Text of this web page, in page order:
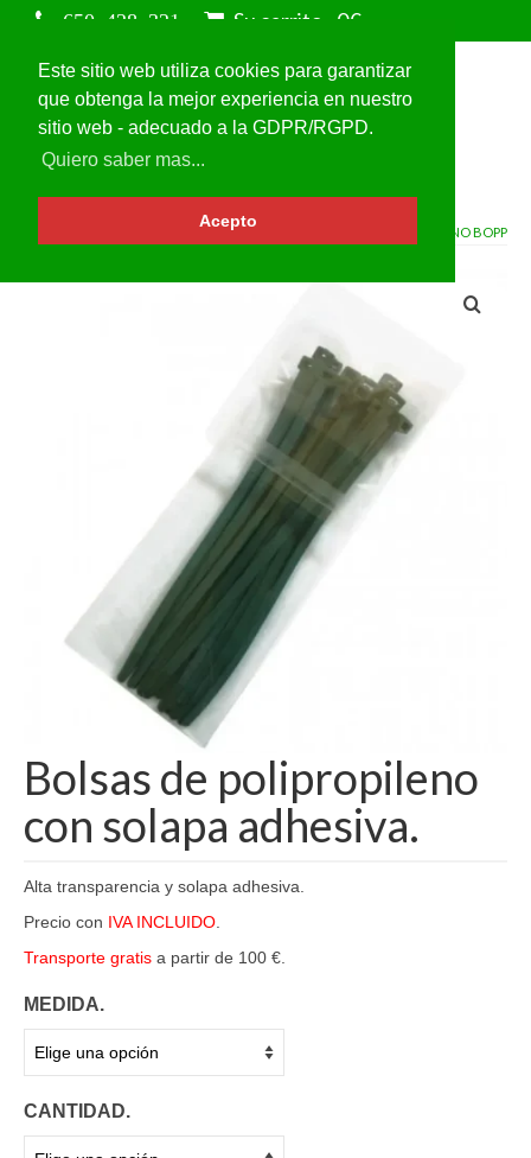
Este sitio web utiliza cookies para garantizar
que obtenga la mejor experiencia en nuestro
sitio web - adecuado a la GDPR/RGPD.
Quiero saber mas...
Acepto
Su carrito 0€
VOLVER A BOLSAS DE POLIPROPILENO BOPP
Bolsas de polipropileno
con solapa adhesiva.
Alta transparencia y solapa adhesiva.
Precio con IVA INCLUIDO
Transporte gratis a partir de 100 €.
MEDIDA.
CANTIDAD.